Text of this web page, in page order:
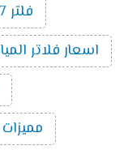
فلتر 7 مراحل تايواني امريكي
اسعار فلاتر المياه 7
مميزات